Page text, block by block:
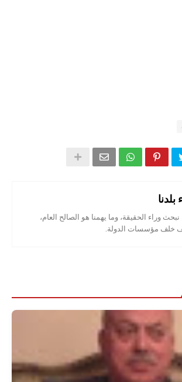
بلدنا
وراء الحقيقة، وما يهمنا هو الصالح العام،
خلف مؤسسات الدولة.